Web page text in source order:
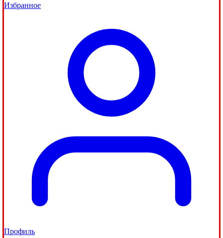
Избранное
Профиль